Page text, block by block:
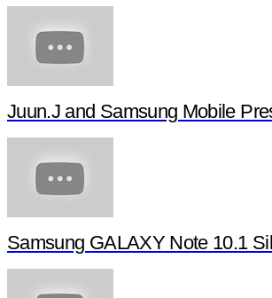
Juun.J and Samsung Mobile
Samsung GALAXY Note 10.1